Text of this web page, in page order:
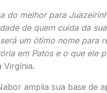
do melhor para
de quem cuida da
um ótimo nome para
em Patos e o que ele
Virgínia.
amplia sua base de